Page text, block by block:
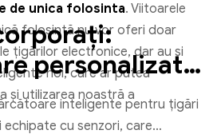
de unica folosinta. Viitoarele
folosință nu vor oferi doar
țigărilor electronice, dar au și
noi, care ar putea
și utilizarea noastră a
personalizată
inteligente pentru țigări
cu senzori, care